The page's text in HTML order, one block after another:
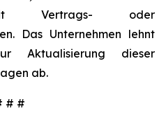
Vertrags- oder
Das Unternehmen lehnt
Aktualisierung dieser
ab.
# #